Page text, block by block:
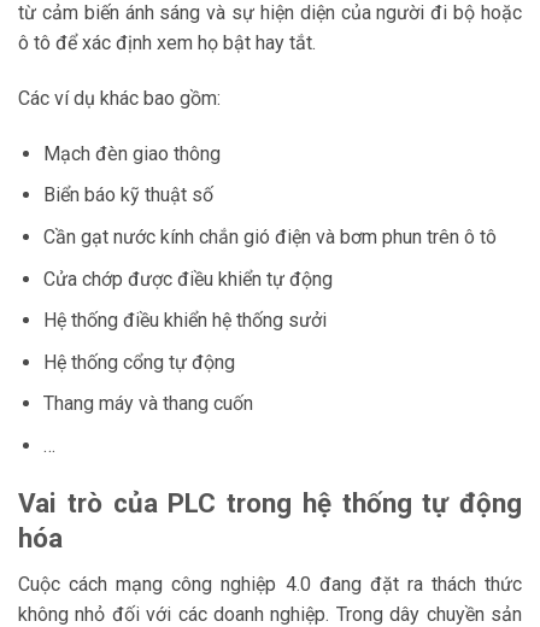
từ cảm biến ánh sáng và sự hiện diện của người đi bộ hoặc
ô tô để xác định xem họ bật hay tắt.
Các ví dụ khác bao gồm:
Mạch đèn giao thông
Biển báo kỹ thuật số
Cần gạt nước kính chắn gió điện và bơm phun trên ô tô
Cửa chớp được điều khiển tự động
Hệ thống điều khiển hệ thống sưởi
Hệ thống cổng tự động
Thang máy và thang cuốn
…
Vai trò của PLC trong hệ thống tự động
hóa
Cuộc cách mạng công nghiệp 4.0 đang đặt ra thách thức
không nhỏ đối với các doanh nghiệp. Trong dây chuyền sản